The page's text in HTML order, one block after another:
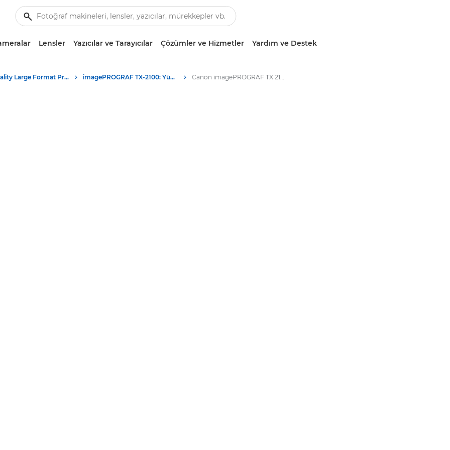
Lensler Yazıcılar ve Tarayıcılar Çözümler ve Hizmetler Yardım ve Destek
High-Quality Large Format Printers for CAD/GIS and Stunning Graphics imagePROGRAF TX-2100: Yüksek Performanslı Geniş Formatlı Baskı Canon imagePROGRAF TX 2100 Yazıcı - Teknik Özellikler